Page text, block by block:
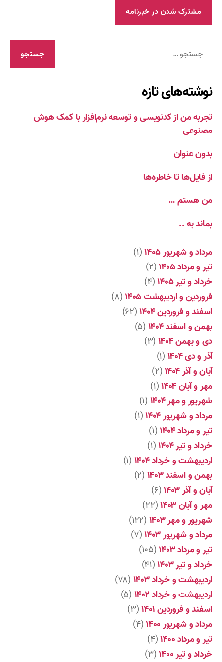
نوشته‌های تازه
تجربه من از کدنویسی و توسعه نرم‌افزار با کمک هوش
مصنوعی
بدون عنوان
از فایل‌ها تا خاطره‌ها
من هستم …
بماند به ..
مرداد و شهریور ۱۴۰۵
(۱)
تیر و مرداد ۱۴۰۵
(۲)
خرداد و تیر ۱۴۰۵
(۴)
فروردین و اردیبهشت ۱۴۰۵
(۸)
اسفند و فروردین ۱۴۰۴
(۶۲)
بهمن و اسفند ۱۴۰۴
(۵)
دی و بهمن ۱۴۰۴
(۳)
آذر و دی ۱۴۰۴
(۱)
آبان و آذر ۱۴۰۴
(۲)
مهر و آبان ۱۴۰۴
(۱)
شهریور و مهر ۱۴۰۴
(۱)
مرداد و شهریور ۱۴۰۴
(۱)
تیر و مرداد ۱۴۰۴
(۱)
خرداد و تیر ۱۴۰۴
(۱)
اردیبهشت و خرداد ۱۴۰۴
(۱)
بهمن و اسفند ۱۴۰۳
(۲)
آبان و آذر ۱۴۰۳
(۶)
مهر و آبان ۱۴۰۳
(۲۲)
شهریور و مهر ۱۴۰۳
(۱۲۲)
مرداد و شهریور ۱۴۰۳
(۷)
تیر و مرداد ۱۴۰۳
(۱۰۵)
خرداد و تیر ۱۴۰۳
(۴۱)
اردیبهشت و خرداد ۱۴۰۳
(۷۸)
اردیبهشت و خرداد ۱۴۰۲
(۵)
اسفند و فروردین ۱۴۰۱
(۳)
مرداد و شهریور ۱۴۰۰
(۴)
تیر و مرداد ۱۴۰۰
(۴)
خرداد و تیر ۱۴۰۰
(۳)